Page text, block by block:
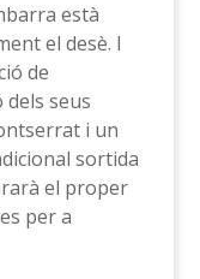
està
el desè. I
de
seus
i un
sortida
el proper
per a